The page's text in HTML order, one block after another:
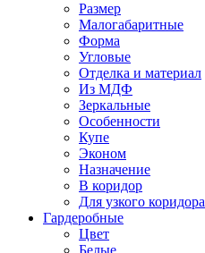
Размер
Малогабаритные
Форма
Угловые
Отделка и материал
Из МДФ
Зеркальные
Особенности
Купе
Эконом
Назначение
В коридор
Для узкого коридора
Гардеробные
Цвет
Белые